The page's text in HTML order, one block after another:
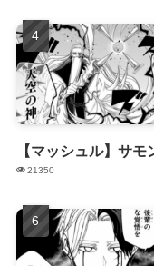
【マッシュル】サモ
21350